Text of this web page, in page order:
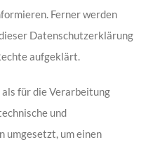
Ferner werden
Datenschutzerklärung
aufgeklärt.
als für die Verarbeitung
und
umgesetzt, um einen